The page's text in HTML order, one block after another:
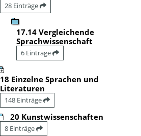
28 Einträge
17.14 Vergleichende
Sprachwissenschaft
6 Einträge
18 Einzelne Sprachen und
Literaturen
148 Einträge
20 Kunstwissenschaften
8 Einträge